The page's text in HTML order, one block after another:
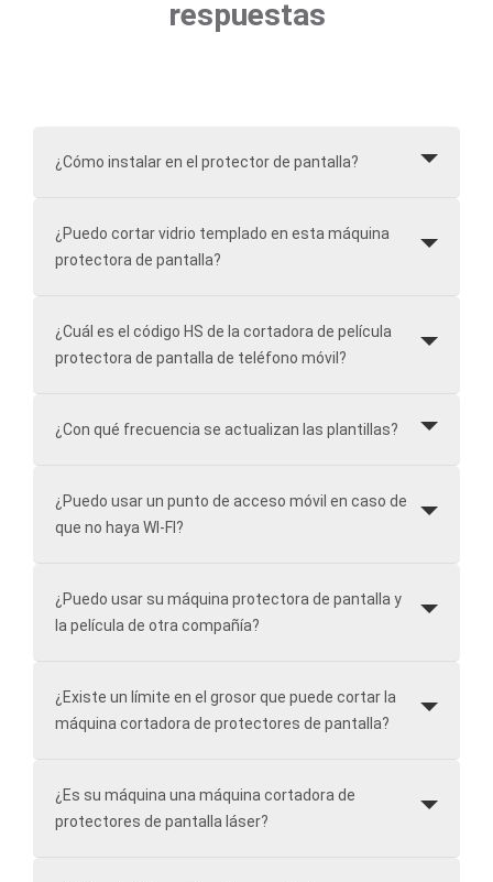
respuestas
¿Cómo instalar en el protector de pantalla?
¿Puedo cortar vidrio templado en esta máquina
protectora de pantalla?
¿Cuál es el código HS de la cortadora de película
protectora de pantalla de teléfono móvil?
¿Con qué frecuencia se actualizan las plantillas?
¿Puedo usar un punto de acceso móvil en caso de
que no haya WI-FI?
¿Puedo usar su máquina protectora de pantalla y
la película de otra compañía?
¿Existe un límite en el grosor que puede cortar la
máquina cortadora de protectores de pantalla?
¿Es su máquina una máquina cortadora de
protectores de pantalla láser?